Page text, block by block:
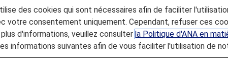
des cookies qui sont nécessaires afin de faciliter
votre consentement uniquement. Cependant, refuser ces
d'informations, veuillez consulterla Politique d'ANA en
informations suivantes afin de vous faciliter l'utilisation de